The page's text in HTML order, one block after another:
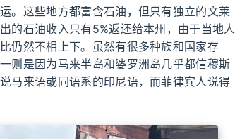
。这些地方都富含石油，但只有独立的文莱
的石油收入只有5%返还给本州，由于当地人
仍然不相上下。虽然有很多种族和国家存
则是因为马来半岛和婆罗洲岛几乎都信穆斯
马来语或同语系的印尼语，而菲律宾人说得